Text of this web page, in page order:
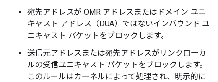
宛先アドレスが OMR アドレスまたはドメイン ユニ
キャスト アドレス（DUA）ではないインバウンド ユ
ニキャスト パケットをブロックします。
送信元アドレスまたは宛先アドレスがリンクローカ
ルの受信ユニキャスト パケットをブロックします。
このルールはカーネルによって処理され、明示的に